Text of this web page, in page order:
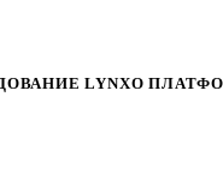
LYNXО